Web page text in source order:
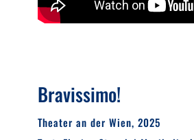
Bravissimo!
Theater an der Wien, 2025